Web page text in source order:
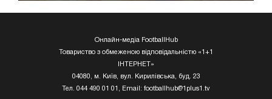
Онлайн-медіа FootballHub
Товариство з обмеженою відповідальністю «1+1
ІНТЕРНЕТ»
04080, м. Київ, вул. Кирилівська, буд. 23
Тел. 044 490 01 01, Email: footballhub@1plus1.tv